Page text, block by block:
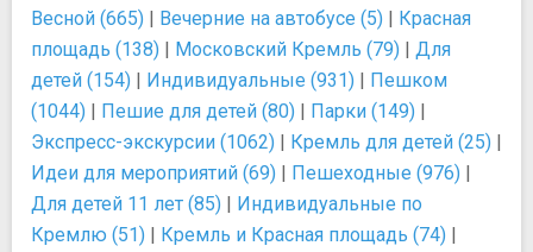
Весной (665) | Вечерние на автобусе (5) | Красная
площадь (138) | Московский Кремль (79) | Для
детей (154) | Индивидуальные (931) | Пешком
(1044) | Пешие для детей (80) | Парки (149) |
Экспресс-экскурсии (1062) | Кремль для детей (25) |
Идеи для мероприятий (69) | Пешеходные (976) |
Для детей 11 лет (85) | Индивидуальные по
Кремлю (51) | Кремль и Красная площадь (74) |